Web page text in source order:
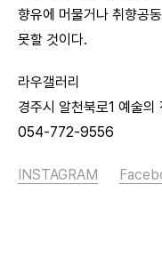
향유에 머물거나 취향공
못할 것이다.
라우갤러리
경주시 알천북로1 예술의
054-772-9556
INSTAGRAM